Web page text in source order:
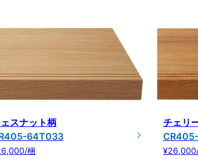
スナット柄
64T033
梱
チェリ